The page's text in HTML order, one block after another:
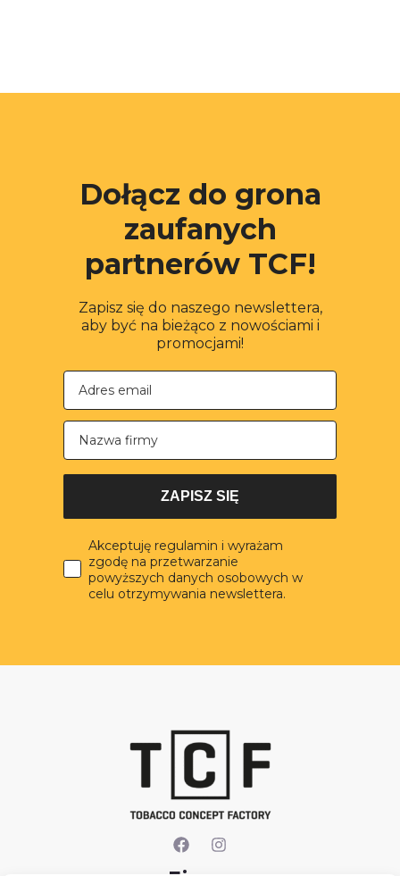
Dołącz do grona
zaufanych
partnerów TCF!
Zapisz się do naszego newslettera,
aby być na bieżąco z nowościami i
promocjami!
Nazwa firmy
ZAPISZ SIĘ
Akceptuję regulamin i wyrażam
zgodę na przetwarzanie
powyższych danych osobowych w
celu otrzymywania newslettera.